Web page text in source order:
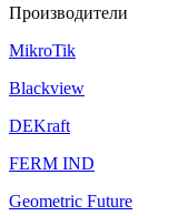
Производители
MikroTik
Blackview
DEKraft
FERM IND
Geometric Future